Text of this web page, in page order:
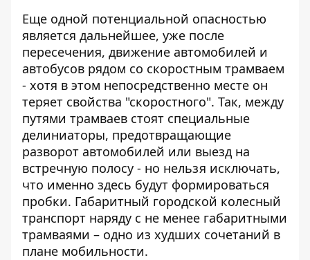
Еще одной потенциальной опасностью
является дальнейшее, уже после
пересечения, движение автомобилей и
автобусов рядом со скоростным трамваем
- хотя в этом непосредственно месте он
теряет свойства "скоростного". Так, между
путями трамваев стоят специальные
делиниаторы, предотвращающие
разворот автомобилей или выезд на
встречную полосу - но нельзя исключать,
что именно здесь будут формироваться
пробки. Габаритный городской колесный
транспорт наряду с не менее габаритными
трамваями – одно из худших сочетаний в
плане мобильности.